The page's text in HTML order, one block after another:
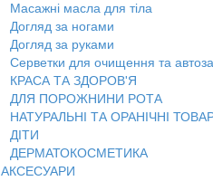
Масажні масла для тіла
Догляд за ногами
Догляд за руками
Серветки для очищення та
КРАСА ТА ЗДОРОВ'Я
ДЛЯ ПОРОЖНИНИ РОТА
НАТУРАЛЬНІ ТА ОРАНІЧНІ
ДІТИ
ДЕРМАТОКОСМЕТИКА
АКСЕСУАРИ